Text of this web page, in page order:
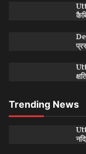
Trending News